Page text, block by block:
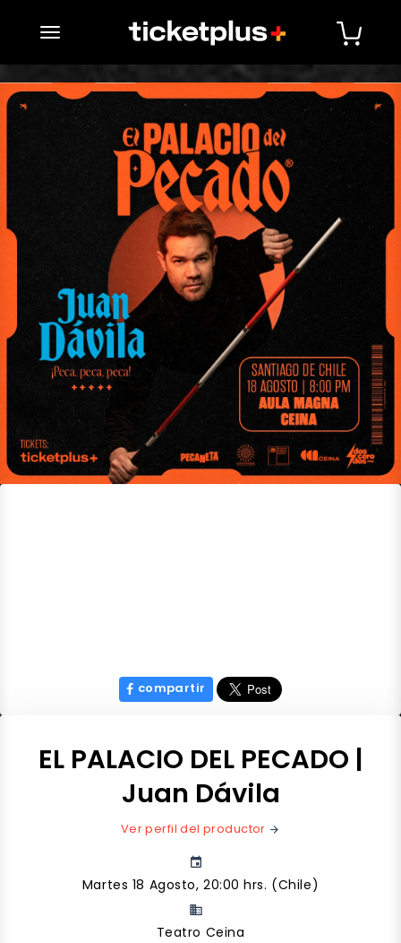
desplegar navegación
compartir
EL PALACIO DEL PECADO |
Juan Dávila
Ver perfil del productor arrow_forward
event
Martes 18 Agosto, 20:00 hrs. (Chile)
business
Teatro Ceina